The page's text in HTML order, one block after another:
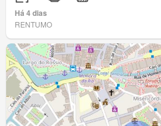
Há 4 dias
RENTUMO